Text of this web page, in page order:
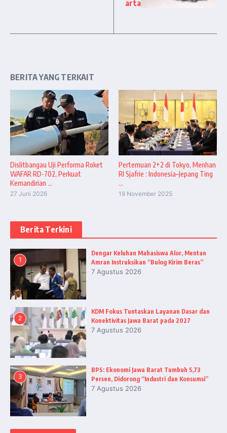
arta
BERITA YANG TERKAIT
Dislitbangau Uji Performa Roket
WAFAR RD-702, Perkuat
Kemandirian ...
27 Juni 2026
Pertemuan 2+2 di Tokyo, Menhan
RI Sjafrie : Indonesia–Jepang Ting
...
19 November 2025
Berita Terkini
1
Dengar Keluhan Mahasiswa Alor, Mentan
Amran Instruksikan “Bulog Kirim Beras”
7 Agustus 2026
2
KDM Fokus Tuntaskan Layanan Dasar dan
Konektivitas Jawa Barat pada 2027
7 Agustus 2026
3
BPS: Ekonomi Jawa Barat Tumbuh 5,73
Persen, Didorong “Industri dan Konsumsi”
7 Agustus 2026